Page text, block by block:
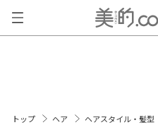
トップ ヘア ヘアスタイル・髪型